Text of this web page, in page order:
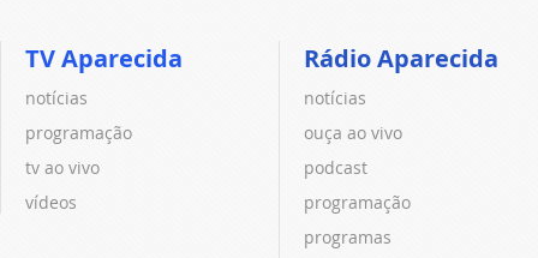
TV Aparecida
notícias
programação
tv ao vivo
vídeos
Rádio Aparecida
notícias
ouça ao vivo
podcast
programação
programas